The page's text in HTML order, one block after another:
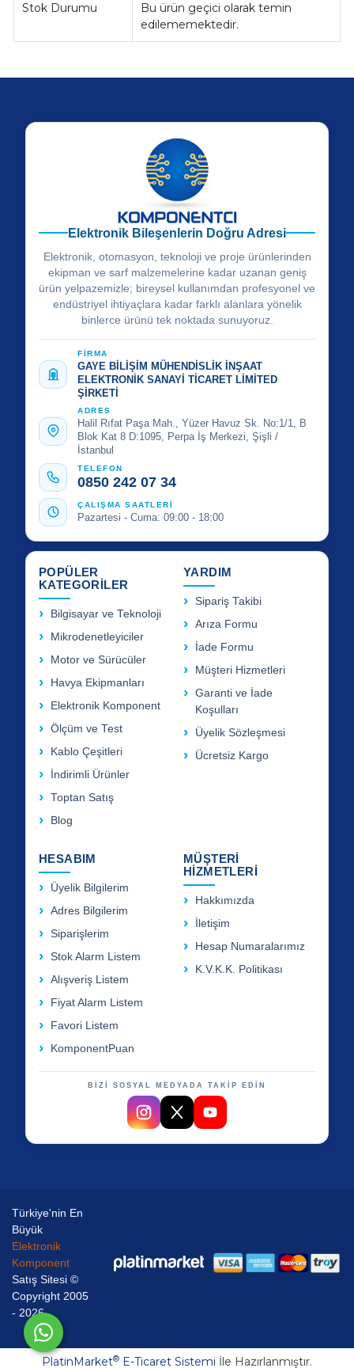
Stok Durumu
Bu ürün geçici olarak temin
edilememektedir.
Elektronik Bileşenlerin Doğru Adresi
Elektronik, otomasyon, teknoloji ve proje ürünlerinden
ekipman ve sarf malzemelerine kadar uzanan geniş
ürün yelpazemizle; bireysel kullanımdan profesyonel ve
endüstriyel ihtiyaçlara kadar farklı alanlara yönelik
binlerce ürünü tek noktada sunuyoruz.
FİRMA
GAYE BİLİŞİM MÜHENDİSLİK İNŞAAT
ELEKTRONİK SANAYİ TİCARET LİMİTED
ŞİRKETİ
ADRES
Halil Rıfat Paşa Mah., Yüzer Havuz Sk. No:1/1, B
Blok Kat 8 D:1095, Perpa İş Merkezi, Şişli /
İstanbul
TELEFON
0850 242 07 34
ÇALIŞMA SAATLERİ
Pazartesi - Cuma: 09:00 - 18:00
POPÜLER
KATEGORİLER
Bilgisayar ve Teknoloji
Mikrodenetleyiciler
Motor ve Sürücüler
Havya Ekipmanları
Elektronik Komponent
Ölçüm ve Test
Kablo Çeşitleri
İndirimli Ürünler
Toptan Satış
Blog
YARDIM
Sipariş Takibi
Arıza Formu
İade Formu
Müşteri Hizmetleri
Garanti ve İade
Koşulları
Üyelik Sözleşmesi
Ücretsiz Kargo
HESABIM
Üyelik Bilgilerim
Adres Bilgilerim
Siparişlerim
Stok Alarm Listem
Alışveriş Listem
Fiyat Alarm Listem
Favori Listem
KomponentPuan
MÜŞTERİ
HİZMETLERİ
Hakkımızda
İletişim
Hesap Numaralarımız
K.V.K.K. Politikası
BİZİ SOSYAL MEDYADA TAKİP EDİN
Türkiye'nin En
Büyük
Elektronik
Komponent
Satış Sitesi ©
Copyright 2005
- 2026
PlatinMarket® E-Ticaret Sistemi İle Hazırlanmıştır.